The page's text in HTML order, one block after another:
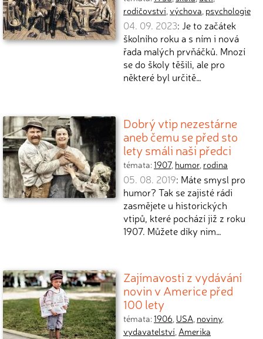
rodičovství,výchova, psychologie
04. 09. 2023: Je to začátek
školního roku a s ním i nová
řada malých prvňáčků. Mnozí
se do školy těšili, ale pro
některé byl určitě…
Dobrý vtip nezestárne
aneb čemu se před sto
lety smáli naši předci
témata:1907, humor, rodina
05. 08. 2019: Máte smysl pro
humor? Tak se zajisté rádi
zasmějete u historických
vtipů, které pochází již z roku
1907. Můžete díky nim…
Zajímavosti z vydávání
novin v Americe před
100 lety
témata:1906, USA, noviny,
vydavatelství,Amerika